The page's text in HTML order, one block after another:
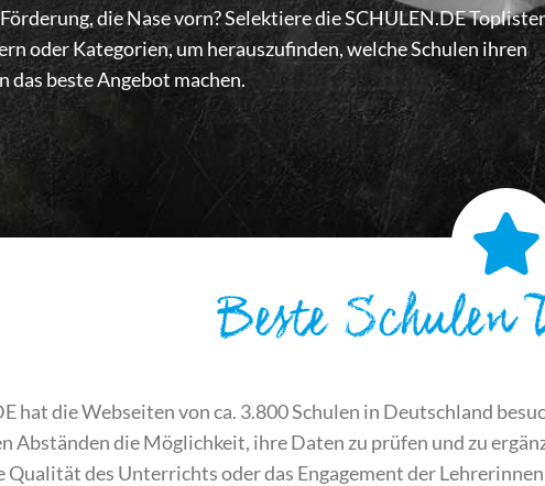
die Nase vorn? Selektiere die SCHULEN.DE
oder Kategorien, um herauszufinden, welche Schulen ihren
das beste Angebot machen.
Beste Schulen
hat die Webseiten von ca. 3.800 Schulen in Deutschland
Abständen die Möglichkeit, ihre Daten zu prüfen und zu
Qualität des Unterrichts oder das Engagement der